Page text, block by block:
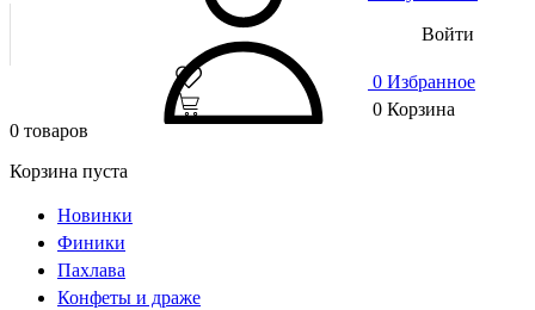
Войти
0 Избранное
0 Корзина
0 товаров
Корзина пуста
Новинки
Финики
Пахлава
Конфеты и драже